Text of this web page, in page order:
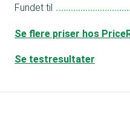
Fundet til
Se flere priser hos
Se testresultater